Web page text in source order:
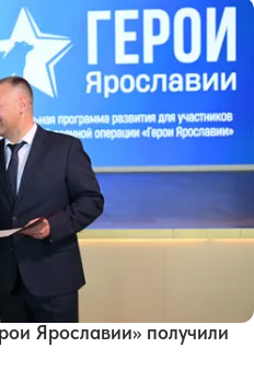
Ярославии» получили